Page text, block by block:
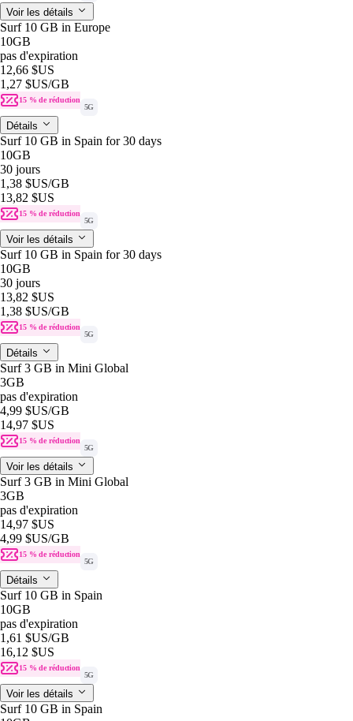
Voir les détails
Surf 10 GB in Europe
10GB
pas d'expiration
12,66 $US
1,27 $US/GB
15 % de réduction
5G
Détails
Surf 10 GB in Spain for 30 days
10GB
30 jours
1,38 $US/GB
13,82 $US
15 % de réduction
5G
Voir les détails
Surf 10 GB in Spain for 30 days
10GB
30 jours
13,82 $US
1,38 $US/GB
15 % de réduction
5G
Détails
Surf 3 GB in Mini Global
3GB
pas d'expiration
4,99 $US/GB
14,97 $US
15 % de réduction
5G
Voir les détails
Surf 3 GB in Mini Global
3GB
pas d'expiration
14,97 $US
4,99 $US/GB
15 % de réduction
5G
Détails
Surf 10 GB in Spain
10GB
pas d'expiration
1,61 $US/GB
16,12 $US
15 % de réduction
5G
Voir les détails
Surf 10 GB in Spain